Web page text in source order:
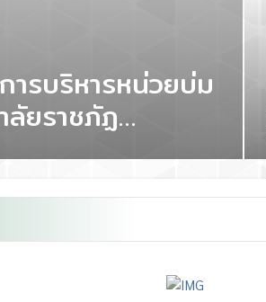
ารบริหารหน่วยบ่ม
ลัยราชภัฏ